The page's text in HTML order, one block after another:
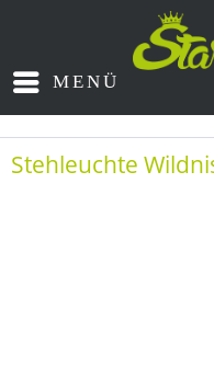
MENÜ
Stehleuchte